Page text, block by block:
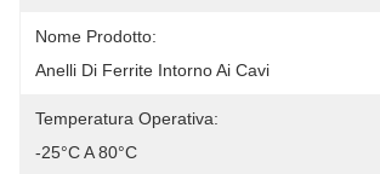
Nome Prodotto:
Anelli Di Ferrite Intorno Ai Cavi
Temperatura Operativa:
-25°C A 80°C